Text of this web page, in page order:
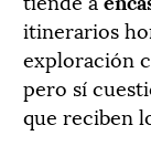
itinerarios
exploración
pero sí
que reciben